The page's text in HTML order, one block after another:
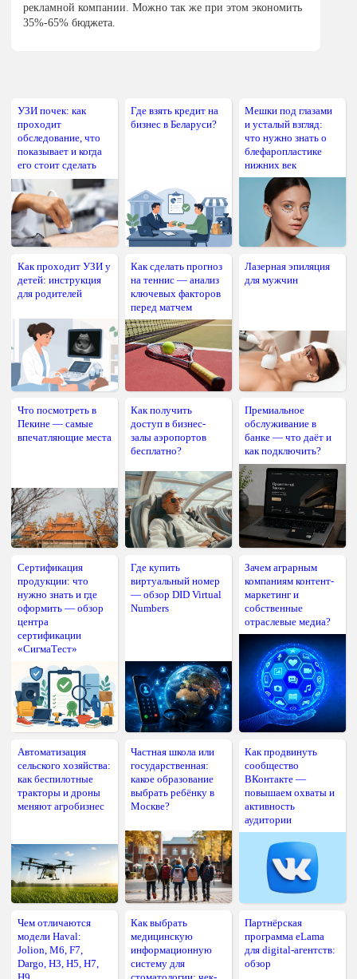
рекламной компании. Можно так же при этом экономить
35%-65% бюджета.
УЗИ почек: как
проходит
обследование, что
показывает и когда
его стоит сделать
Где взять кредит на
бизнес в Беларуси?
Мешки под глазами
и усталый взгляд:
что нужно знать о
блефаропластике
нижних век
Как проходит УЗИ у
детей: инструкция
для родителей
Как сделать прогноз
на теннис — анализ
ключевых факторов
перед матчем
Лазерная эпиляция
для мужчин
Что посмотреть в
Пекине — самые
впечатляющие места
Как получить
доступ в бизнес-
залы аэропортов
бесплатно?
Премиальное
обслуживание в
банке — что даёт и
как подключить?
Сертификация
продукции: что
нужно знать и где
оформить — обзор
центра
сертификации
«СигмаТест»
Где купить
виртуальный номер
— обзор DID Virtual
Numbers
Зачем аграрным
компаниям контент-
маркетинг и
собственные
отраслевые медиа?
Автоматизация
сельского хозяйства:
как беспилотные
тракторы и дроны
меняют агробизнес
Частная школа или
государственная:
какое образование
выбрать ребёнку в
Москве?
Как продвинуть
сообщество
ВКонтакте —
повышаем охваты и
активность
аудитории
Чем отличаются
модели Haval:
Jolion, M6, F7,
Dargo, H3, H5, H7,
Как выбрать
медицинскую
информационную
систему для
Партнёрская
программа eLama
для digital-агентств:
обзор